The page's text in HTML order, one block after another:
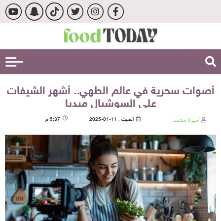
أصوات سحرية في عالم الطهي.. أشهر الشيفات
على السوشيال ميديا
أميرة محمد السبت , 11-01-2025 5:37 م